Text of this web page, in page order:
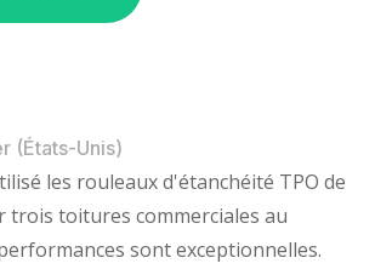
(États-Unis)
les rouleaux d'étanchéité TPO de
trois toitures commerciales au
sont exceptionnelles.